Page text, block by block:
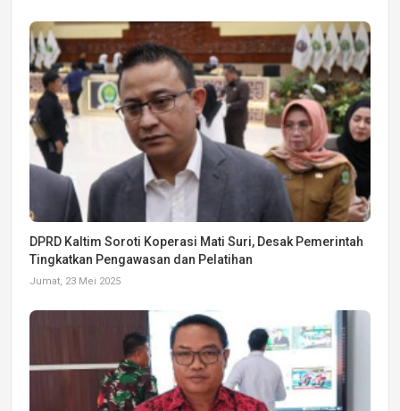
DPRD Kaltim Soroti Koperasi Mati Suri, Desak Pemerintah
Tingkatkan Pengawasan dan Pelatihan
Jumat, 23 Mei 2025